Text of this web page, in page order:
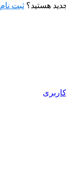
هستید؟ ثبت نام